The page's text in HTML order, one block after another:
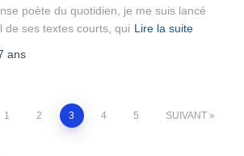
poète du quotidien, je me suis lancé
de ses textes courts, qui Lire la suite
ans
1 2 3 4 5 SUIVANT